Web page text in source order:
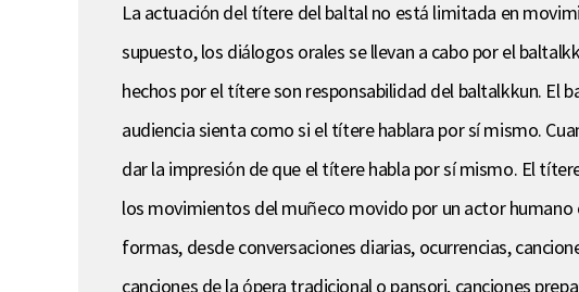
La actuación del títere del baltal no está limitada en
supuesto, los diálogos orales se llevan a cabo por el
hechos por el títere son responsabilidad del baltalkkun. El
audiencia sienta como si el títere hablara por sí mismo.
dar la impresión de que el títere habla por sí mismo. El
los movimientos del muñeco movido por un actor humano
formas, desde conversaciones diarias, ocurrencias,
canciones de la ópera tradicional o pansori, canciones